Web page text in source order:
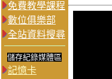
免費教學課程
數位俱樂部
全站資料搜尋
儲存紀錄媒體區
記憶卡